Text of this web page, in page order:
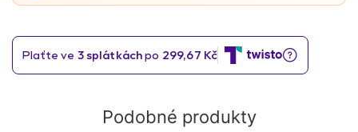
Podobné produkty